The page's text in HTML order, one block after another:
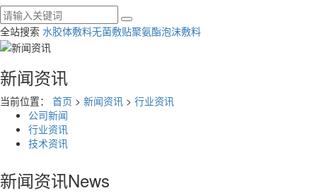
全站搜索 水胶体敷料无菌敷贴聚氨酯泡沫敷料
新闻资讯
当前位置： 首页 > 新闻资讯 > 行业资讯
公司新闻
行业资讯
技术资讯
新闻资讯News